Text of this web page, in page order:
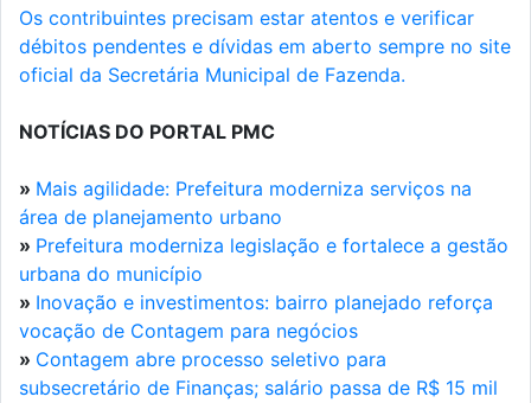
Os contribuintes precisam estar atentos e verificar
débitos pendentes e dívidas em aberto sempre no site
oficial da Secretária Municipal de Fazenda.
NOTÍCIAS DO PORTAL PMC
» Mais agilidade: Prefeitura moderniza serviços na
área de planejamento urbano
» Prefeitura moderniza legislação e fortalece a gestão
urbana do município
» Inovação e investimentos: bairro planejado reforça
vocação de Contagem para negócios
» Contagem abre processo seletivo para
subsecretário de Finanças; salário passa de R$ 15 mil